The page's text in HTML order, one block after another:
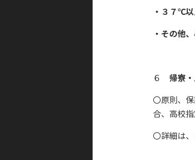
・３７℃
・その他
６ 帰寮
〇原則、
合、高校
〇詳細は